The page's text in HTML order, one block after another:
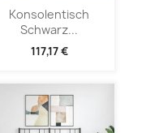
Konsolentisch
Schwarz...
117,17 €